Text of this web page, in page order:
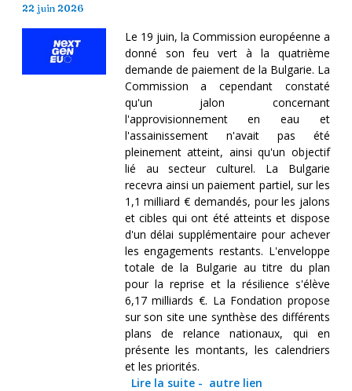
22 juin 2026
Le 19 juin, la Commission européenne a
donné son feu vert à la quatrième
demande de paiement de la Bulgarie. La
Commission a cependant constaté
qu'un jalon concernant
l'approvisionnement en eau et
l'assainissement n'avait pas été
pleinement atteint, ainsi qu'un objectif
lié au secteur culturel. La Bulgarie
recevra ainsi un paiement partiel, sur les
1,1 milliard € demandés, pour les jalons
et cibles qui ont été atteints et dispose
d'un délai supplémentaire pour achever
les engagements restants. L'enveloppe
totale de la Bulgarie au titre du plan
pour la reprise et la résilience s'élève
6,17 milliards €. La Fondation propose
sur son site une synthèse des différents
plans de relance nationaux, qui en
présente les montants, les calendriers
et les priorités.
Lire la suite- autre lien